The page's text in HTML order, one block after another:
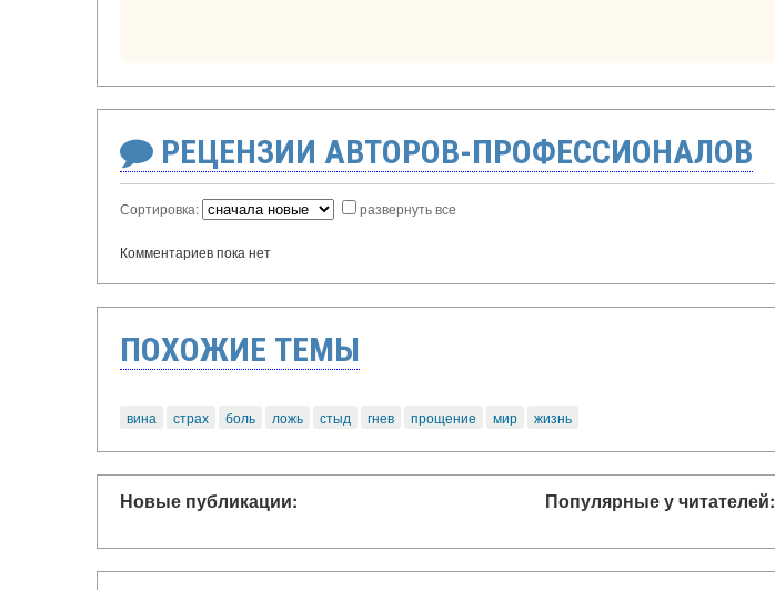
РЕЦЕНЗИИ АВТОРОВ-ПРОФЕССИОНАЛОВ
Сортировка: развернуть все
Комментариев пока нет
ПОХОЖИЕ ТЕМЫ
вина страх боль ложь стыд гнев прощение мир жизнь
Новые публикации: Популярные у читателей: